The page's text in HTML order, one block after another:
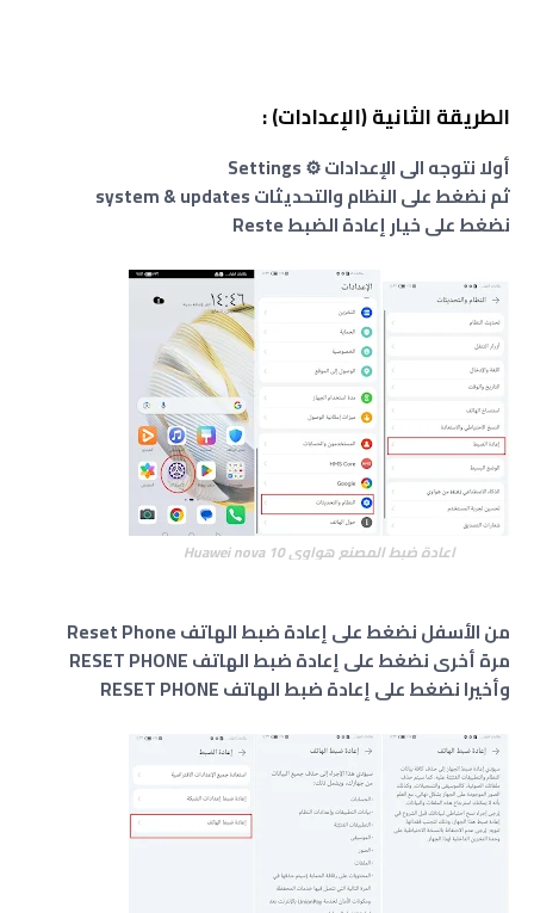
الطريقة الثانية (الإعدادات) :
أولا نتوجه الى الإعدادات ⚙️ Settings
ثم نضغط على النظام والتحديثات system & updates
نضغط على خيار إعادة الضبط Reste
اعادة ضبط المصنع هواوي Huawei nova 10
من الأسفل نضغط على إعادة ضبط الهاتف Reset Phone
مرة أخرى نضغط على إعادة ضبط الهاتف RESET PHONE
وأخيرا نضغط على إعادة ضبط الهاتف RESET PHONE